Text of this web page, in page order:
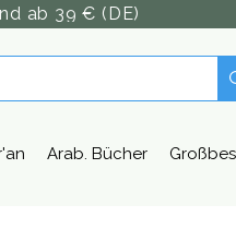
ab 39 € (DE)
Arab. Bücher